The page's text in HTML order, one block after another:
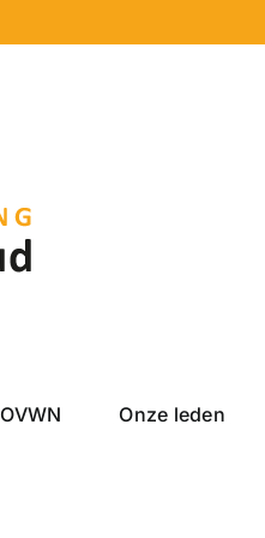
OVWN Onze leden